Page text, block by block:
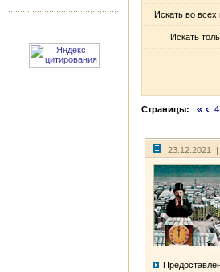
Искать во
Искать
Страницы: 4
23.12.2021